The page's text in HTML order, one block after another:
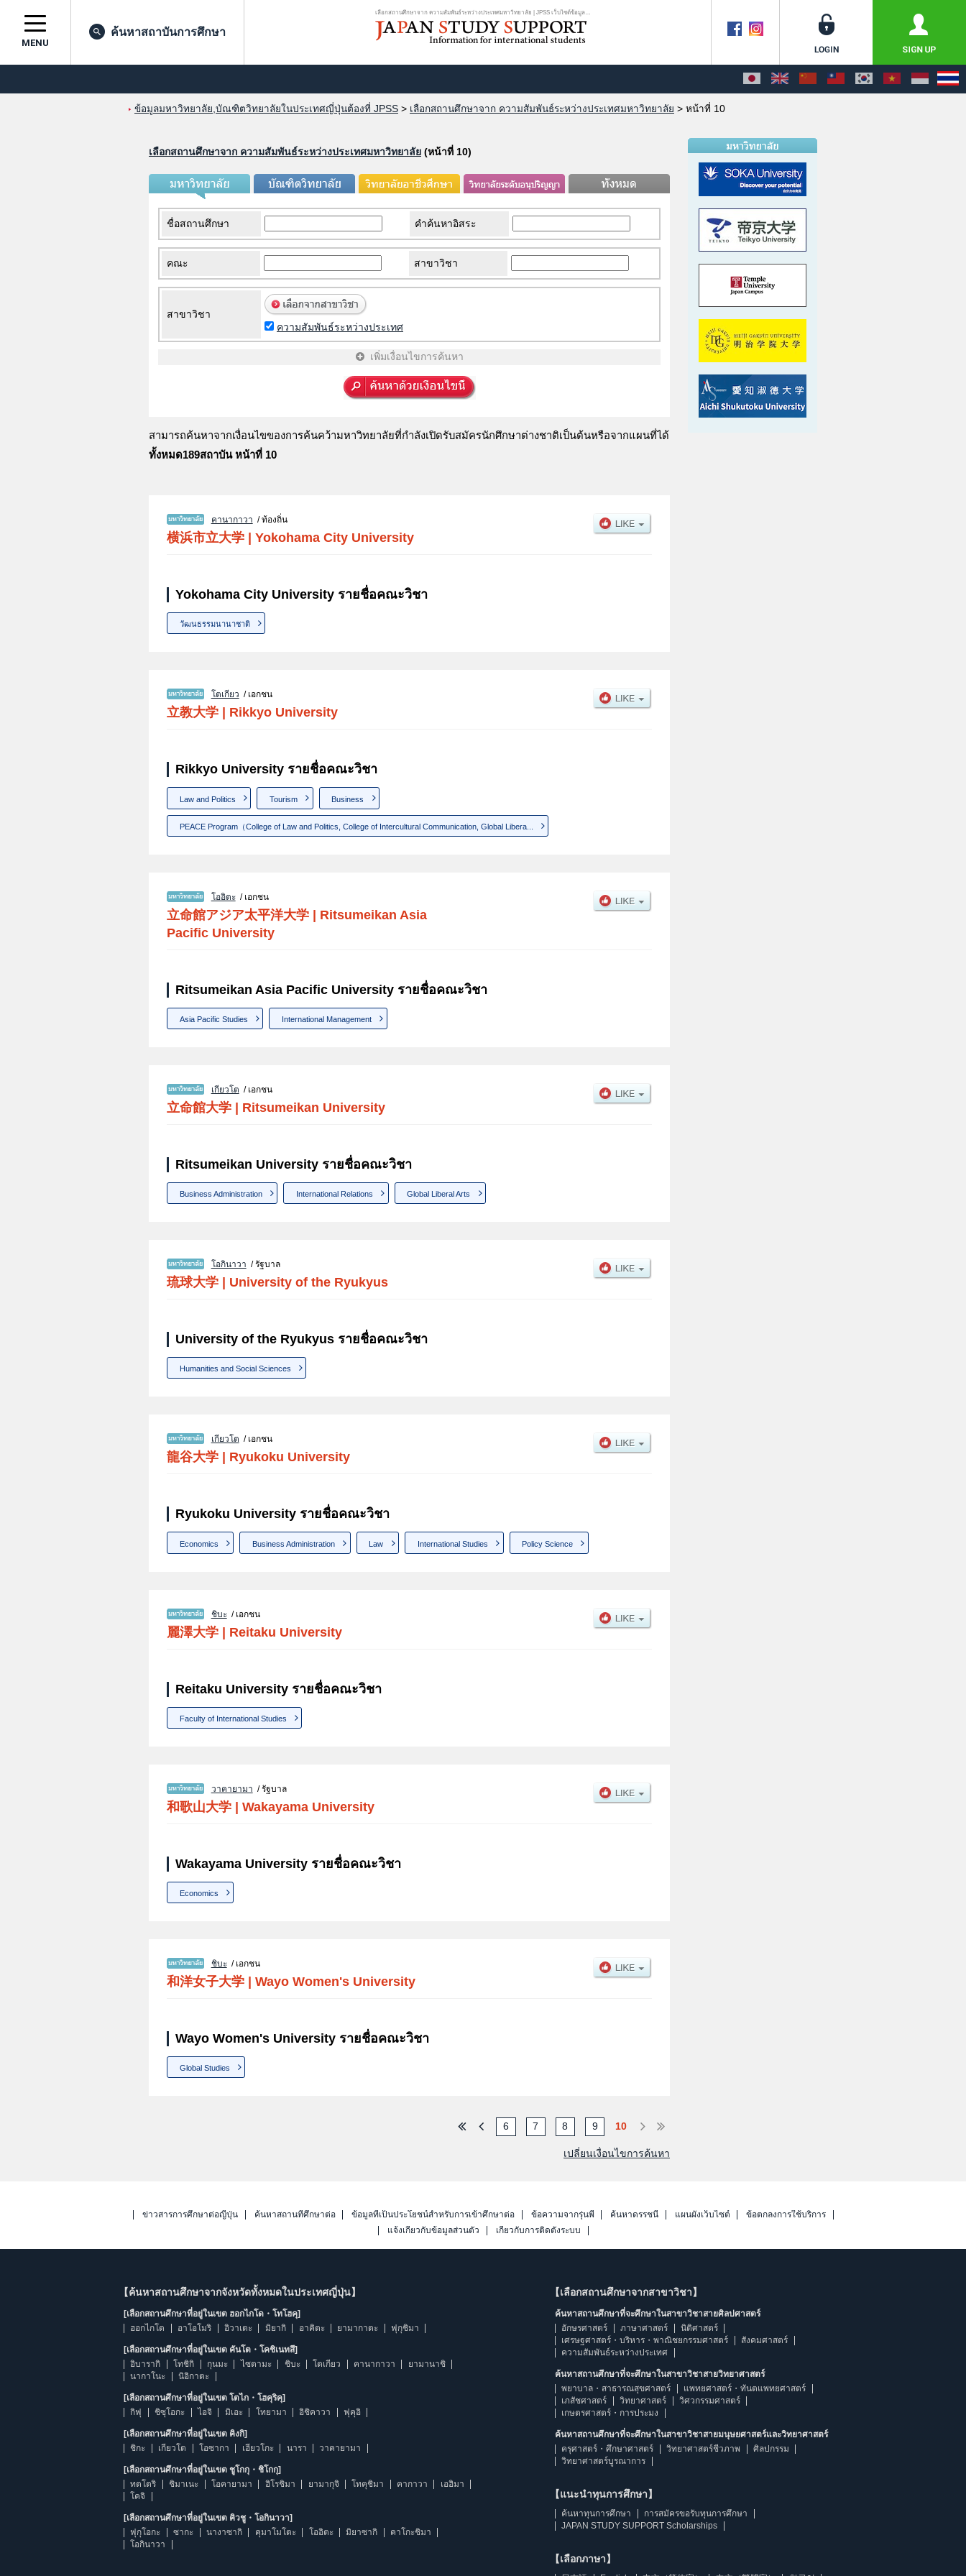
เลือกสถานศึกษาจาก ความสัมพันธ์ระหว่างประเทศมหาวิทยาลัย | JPSS เว็บไซต์ข้อมูลก...
MENU
ค้นหาสถาบันการศึกษา
ข้อมูลมหาวิทยาลัย,บัณฑิตวิทยาลัยในประเทศญี่ปุ่นต้องที่ JPSS > เลือกสถานศึกษาจาก ความสัมพันธ์ระหว่างประเทศมหาวิทยาลัย > หน้าที่ 10
เลือกสถานศึกษาจาก ความสัมพันธ์ระหว่างประเทศมหาวิทยาลัย (หน้าที่ 10)
ชื่อสถานศึกษา คำค้นหาอิสระ
คณะ สาขาวิชา
สาขาวิชา
ความสัมพันธ์ระหว่างประเทศ
เพิ่มเงื่อนไขการค้นหา
สามารถค้นหาจากเงื่อนไขของการค้นคว้ามหาวิทยาลัยที่กำลังเปิดรับสมัครนักศึกษาต่างชาติเป็นต้นหรือจากแผนที่ได้
ทั้งหมด189สถาบัน หน้าที่ 10
คานากาวา / ท้องถิ่น
横浜市立大学 Yokohama City University
Yokohama City University รายชื่อคณะวิชา
วัฒนธรรมนานาชาติ
โตเกียว / เอกชน
立教大学 Rikkyo University
Rikkyo University รายชื่อคณะวิชา
Law and Politics Tourism Business
PEACE Program（College of Law and Politics, College of Intercultural Communication, Global Libera...
โออิตะ/ เอกชน
立命館アジア太平洋大学 | Ritsumeikan Asia
Pacific University
Ritsumeikan Asia Pacific University รายชื่อคณะวิชา
Asia Pacific Studies International Management
เกียวโต / เอกชน
立命館大学 | Ritsumeikan University
Ritsumeikan University รายชื่อคณะวิชา
Business Administration International Relations Global Liberal Arts
โอกินาวา / รัฐบาล
琉球大学 University of the Ryukyus
University of the Ryukyus รายชื่อคณะวิชา
Humanities and Social Sciences
เกียวโต / เอกชน
龍谷大学 Ryukoku University
Ryukoku University รายชื่อคณะวิชา
Economics Business Administration Law International Studies Policy Science
ชิบะ/ เอกชน
麗澤大学 | Reitaku University
Reitaku University รายชื่อคณะวิชา
Faculty of International Studies
วาคายามา / รัฐบาล
和歌山大学 | Wakayama University
Wakayama University รายชื่อคณะวิชา
Economics
ชิบะ/ เอกชน
和洋女子大学 Wayo Women's University
Wayo Women's University รายชื่อคณะวิชา
Global Studies
6 7 8 9 10
เปลี่ยนเงื่อนไขการค้นหา
ข่าวสารการศึกษาต่อญี่ปุ่น ค้นหาสถานที่ศึกษาต่อ ข้อมูลที่เป็นประโยชน์สำหรับการเข้าศึกษาต่อ ข้อความจากรุ่นพี่ ค้นหาดรรชนี แผนผังเว็บไซต์
ข้อตกลงการใช้บริการ
แจ้งเกี่ยวกับข้อมูลส่วนตัว
เกี่ยวกับการติดตั้งระบบ
【ค้นหาสถานศึกษาจากจังหวัดทั้งหมดในประเทศญี่ปุ่น】
[เลือกสถานศึกษาที่อยู่ในเขต ฮอกไกโด・โทโฮคุ]
ฮอกไกโด
อาโอโมริ อิวาเตะ มิยากิ อาคิตะ ยามากาตะ ฟุกุชิมา
[เลือกสถานศึกษาที่อยู่ในเขต คันโต・โคชิเนทสึ]
อิบารากิ
โทชิกิ กุนมะ ไซตามะ ชิบะ โตเกียว คานากาวา
ยามานาชิ
นากาโนะ
นิอิกาตะ
[เลือกสถานศึกษาที่อยู่ในเขต โตไก・โฮคุริคุ]
กิฟุ
ชิซุโอกะ ไอจิ มิเอะ โทยามา อิชิคาวา ฟุคุอิ
[เลือกสถานศึกษาที่อยู่ในเขต คิงกิ]
ชิกะ
เกียวโต โอซากา เฮียวโกะ นารา วาคายามา
[เลือกสถานศึกษาที่อยู่ในเขต ชูโกกุ・ชิโกกุ]
ทตโตริ
ชิมาเนะ โอคายามา ฮิโรชิมา ยามากุจิ โทคุชิมา คากาวา
เอฮิมา
โคจิ
[เลือกสถานศึกษาที่อยู่ในเขต คิวชู・โอกินาวา]
ฟุกุโอกะ
ซากะ นางาซากิ คุมาโมโตะ โออิตะ มิยาซากิ
คาโกะชิมา
โอกินาวา
【เลือกสถานศึกษาจากสาขาวิชา】
ค้นหาสถานศึกษาที่จะศึกษาในสาขาวิชาสายศิลปศาสตร์
อักษรศาสตร์
ภาษาศาสตร์
นิติศาสตร์
เศรษฐศาสตร์・บริหาร・พาณิชยกรรมศาสตร์
สังคมศาสตร์
ความสัมพันธ์ระหว่างประเทศ
ค้นหาสถานศึกษาที่จะศึกษาในสาขาวิชาสายวิทยาศาสตร์
พยาบาล・สาธารณสุขศาสตร์
แพทยศาสตร์・ทันตแพทยศาสตร์
เภสัชศาสตร์
วิทยาศาสตร์
วิศวกรรมศาสตร์
เกษตรศาสตร์・การประมง
ค้นหาสถานศึกษาที่จะศึกษาในสาขาวิชาสายมนุษยศาสตร์และวิทยาศาสตร์
ครุศาสตร์・ศึกษาศาสตร์
วิทยาศาสตร์ชีวภาพ
ศิลปกรรม
วิทยาศาสตร์บูรณาการ
【แนะนำทุนการศึกษา】
ค้นหาทุนการศึกษา
การสมัครขอรับทุนการศึกษา
JAPAN STUDY SUPPORT Scholarships
【เลือกภาษา】